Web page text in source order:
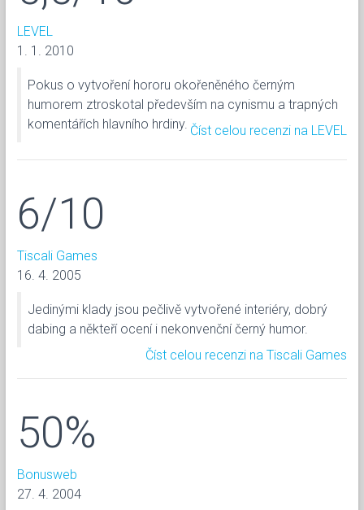
LEVEL
1. 1. 2010
Pokus o vytvoření hororu okořeněného černým
humorem ztroskotal především na cynismu a trapných
komentářích hlavního hrdiny. Číst celou recenzi na LEVEL
6/10
Tiscali Games
16. 4. 2005
Jedinými klady jsou pečlivě vytvořené interiéry, dobrý
dabing a někteří ocení i nekonvenční černý humor.
Číst celou recenzi na Tiscali Games
50%
Bonusweb
27. 4. 2004